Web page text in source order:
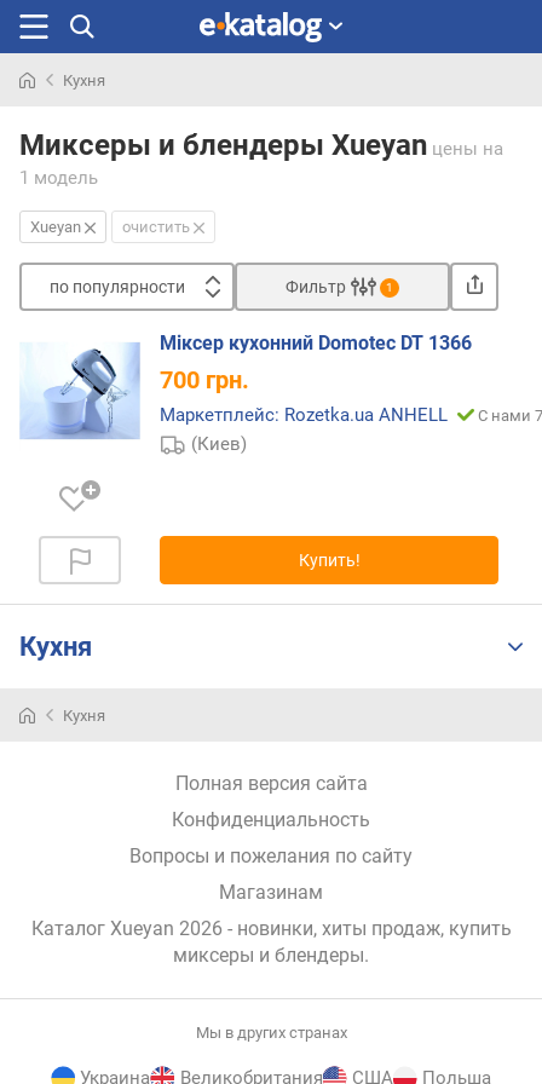
раньше
Кухня
Миксеры и блендеры Xueyan цены на
1 модель
Xueyan очистить
по популярности
о
п
о
у
л
я
н
с
х
д
о
Фильтр 1
Міксер кухонний Domotec DT 1366
700 грн.
Маркетплейс: Rozetka.ua ANHELL С нами
(Киев)
Купить!
Кухня
Кухня
Полная версия сайта
Конфиденциальность
Вопросы и пожелания по сайту
Магазинам
Каталог Xueyan 2026 - новинки, хиты продаж, купить
миксеры и блендеры.
Мы в других странах
Украина Великобритания США Польша